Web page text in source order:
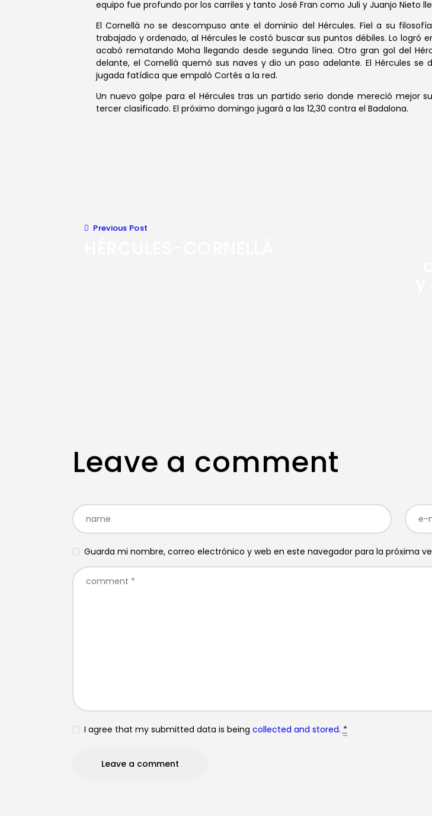
equipo fue profundo por los carriles y tanto José Fran como Juli y Juanjo Nieto
El Cornellà no se descompuso ante el dominio del Hércules. Fiel a su
trabajado y ordenado, al Hércules le costó buscar sus puntos débiles. Lo logró
acabó rematando Moha llegando desde segunda línea. Otro gran gol del
delante, el Cornellà quemó sus naves y dio un paso adelante. El Hércules
jugada fatídica que empaló Cortés a la red.
Un nuevo golpe para el Hércules tras un partido serio donde mereció mejor
tercer clasificado. El próximo domingo jugará a las 12,30 contra el Badalona.
Previous Post
Leave a comment
Guarda mi nombre, correo electrónico y web en este navegador para la próxima
I agree that my submitted data is being collected and stored.*